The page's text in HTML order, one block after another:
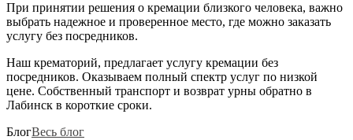
При принятии решения о кремации близкого человека, важно
выбрать надежное и проверенное место, где можно заказать
услугу без посредников.
Наш крематорий, предлагает услугу кремации без
посредников. Оказываем полный спектр услуг по низкой
цене. Собственный транспорт и возврат урны обратно в
Лабинск в короткие сроки.
БлогВесь блог